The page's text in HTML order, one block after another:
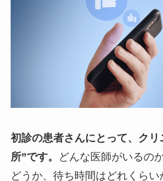
初診の患者さんにとって、ク
所”です。
どんな医師がいるの
どうか、待ち時間はどれくら